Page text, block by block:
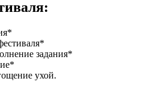
задания*
ухой.